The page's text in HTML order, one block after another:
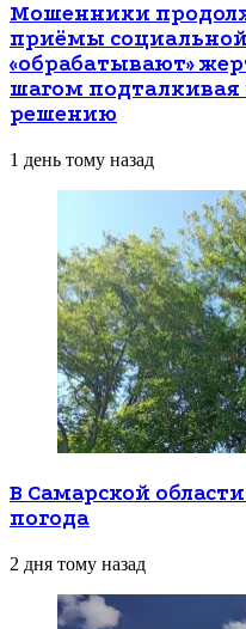
Мошенники
приёмы
«обрабатывают»
шагом
решению
1 день тому назад
В Самарской
погода
2 дня тому назад